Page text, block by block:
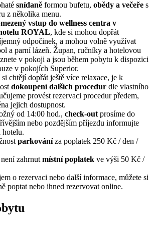
snídaně formou bufetu, obědy a večeře s
z několika menu.
vstup do wellness centra v
ROYAL, kde si mohou dopřát
odpočinek, a mohou volně využívat
a parní lázeň. Župan, ručníky a hotelovou
v pokoji a jsou během pobytu k dispozici
v pokojích Superior.
chtějí dopřát ještě více relaxace, je k
dokoupení dalších procedur dle vlastního
provést rezervaci procedur předem,
jejich dostupnost.
od 14:00 hod., check-out prosíme do
nebo pozdějším příjezdu informujte
hotelu.
parkováníza poplatek 250 Kč / den /
zahrnut místní poplatek ve výši 50 Kč /
o rezervaci nebo další informace, můžete si
poptat nebo ihned rezervovat online.